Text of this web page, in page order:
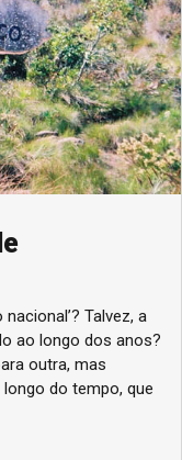
Talvez, a
ao longo dos anos?
outra, mas
do tempo, que